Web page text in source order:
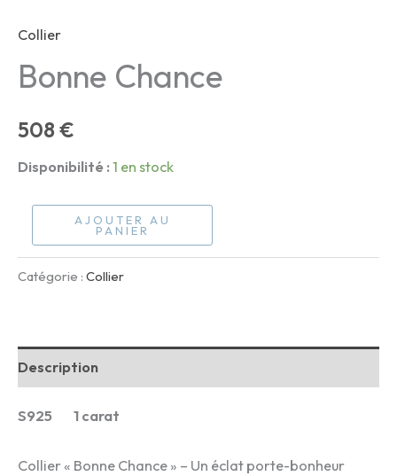
Collier
Bonne Chance
508 €
Disponibilité : 1 en stock
de
Bonne
AJOUTER AU
PANIER
Catégorie : Collier
Description
S925 1 carat
Collier « Bonne Chance » – Un éclat porte-bonheur